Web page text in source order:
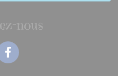
nous